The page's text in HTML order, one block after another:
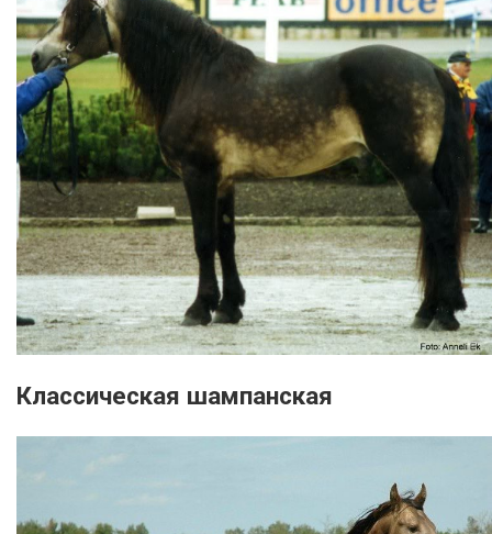
Классическая шампанская